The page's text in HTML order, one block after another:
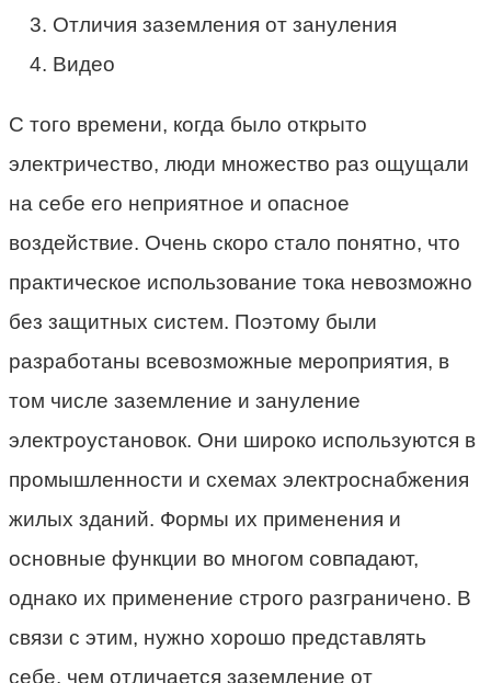
Отличия заземления от зануления
Видео
С того времени, когда было открыто
электричество, люди множество раз ощущали
на себе его неприятное и опасное
воздействие. Очень скоро стало понятно, что
практическое использование тока невозможно
без защитных систем. Поэтому были
разработаны всевозможные мероприятия, в
том числе заземление и зануление
электроустановок. Они широко используются в
промышленности и схемах электроснабжения
жилых зданий. Формы их применения и
основные функции во многом совпадают,
однако их применение строго разграничено. В
связи с этим, нужно хорошо представлять
себе, чем отличается заземление от